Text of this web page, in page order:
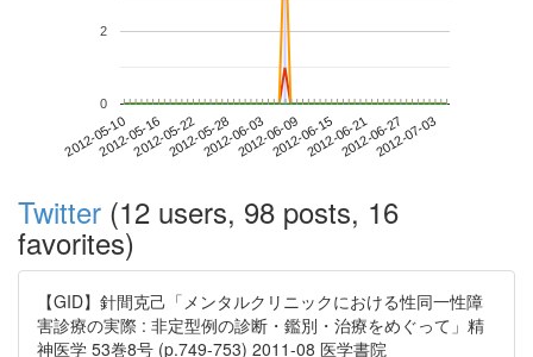
2012-05-102012-05-162012-05-222012-05-282012-06-032012-06-092012-06-152012-06-212012-06-272012-07-03
0
2
Twitter (12 users, 98 posts, 16
favorites)
【GID】針間克己「メンタルクリニックにおける性同一性障
害診療の実際 : 非定型例の診断・鑑別・治療をめぐって」精
神医学 53巻8号 (p.749-753) 2011-08 医学書院